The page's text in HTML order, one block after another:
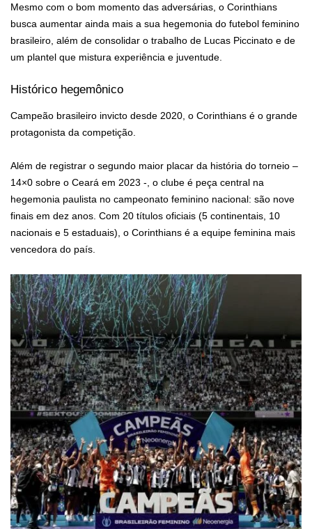
Mesmo com o bom momento das adversárias, o Corinthians
busca aumentar ainda mais a sua hegemonia do futebol feminino
brasileiro, além de consolidar o trabalho de Lucas Piccinato e de
um plantel que mistura experiência e juventude.
Histórico hegemônico
Campeão brasileiro invicto desde 2020, o Corinthians é o grande
protagonista da competição.
Além de registrar o segundo maior placar da história do torneio –
14×0 sobre o Ceará em 2023 -, o clube é peça central na
hegemonia paulista no campeonato feminino nacional: são nove
finais em dez anos. Com 20 títulos oficiais (5 continentais, 10
nacionais e 5 estaduais), o Corinthians é a equipe feminina mais
vencedora do país.